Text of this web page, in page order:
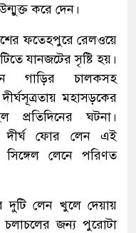
করে দেন।
ফতেহপুরে রেলওয়ে
যানজটের সৃষ্টি হয়।
গাড়ির চালকসহ
মহাসড়কের
ঘটনা।
দীর্ঘ ফোর লেন এই
লেনে পরিণত
লেন খুলে দেয়ায়
জন্য পুরোটা